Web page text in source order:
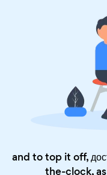
and to top it off,
the-clock,